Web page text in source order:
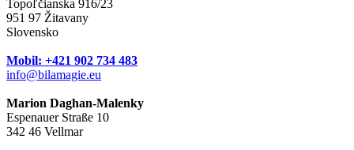
Topoľčianska 916/23
951 97 Žitavany
Slovensko
Mobil: +421 902 734 483
info@bilamagie.eu
Marion Daghan-Malenky
Espenauer Straße 10
342 46 Vellmar